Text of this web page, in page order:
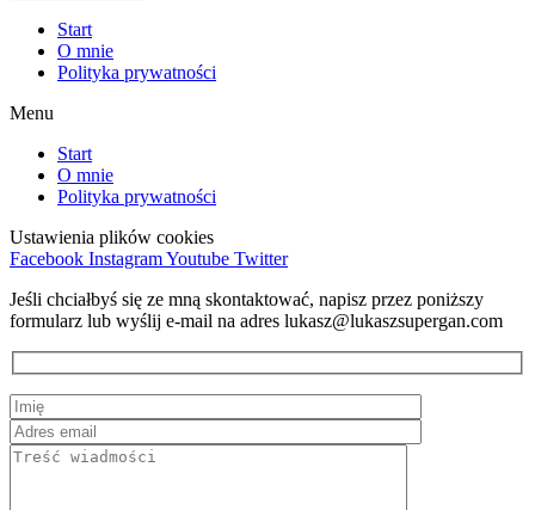
Start
O mnie
Polityka prywatności
Menu
Start
O mnie
Polityka prywatności
Ustawienia plików cookies
Facebook InstagramYoutube Twitter
Jeśli chciałbyś się ze mną skontaktować, napisz przez poniższy
formularz lub wyślij e-mail na adres lukasz@lukaszsupergan.com